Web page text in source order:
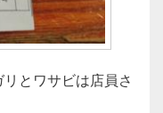
とワサビは店員さ